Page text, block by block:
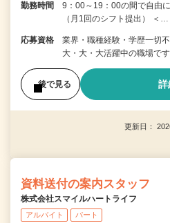
勤務時間
9：00～19：00の間で自由
（月1回のシフト提出） ＜…
応募資格
業界・職種経験・学歴一切
大・大・大活躍中の職場です
後で見る 詳
更新日：
資料送付の案内スタッフ
株式会社スマイルハートライフ
アルバイト パート